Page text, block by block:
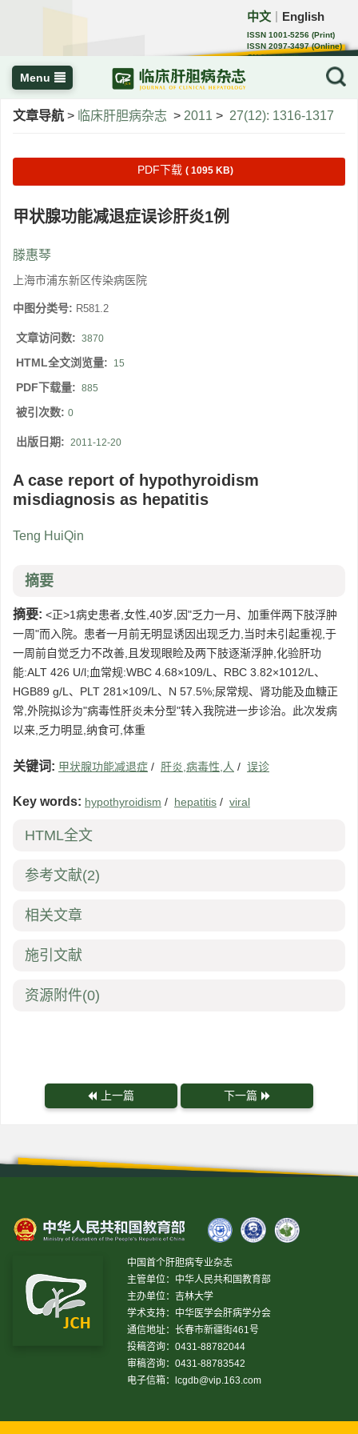
中文 English
ISSN 1001-5256 (Print)
ISSN 2097-3497 (Online)
CN 22-1108/R
Menu
文章导航 > 临床肝胆病杂志 > 2011 > 27(12): 1316-1317
PDF下载 ( 1095 KB)
甲状腺功能减退症误诊肝炎1例
滕惠琴
上海市浦东新区传染病医院
中图分类号: R581.2
文章访问数: 3870
HTML全文浏览量: 15
PDF下载量: 885
被引次数: 0
出版日期: 2011-12-20
A case report of hypothyroidism
misdiagnosis as hepatitis
Teng HuiQin
摘要
摘要: <正>1病史患者,女性,40岁,因"乏力一月、加重伴两下肢浮肿
一周"而入院。患者一月前无明显诱因出现乏力,当时未引起重视,于
一周前自觉乏力不改善,且发现眼睑及两下肢逐渐浮肿,化验肝功
能:ALT 426 U/l;血常规:WBC 4.68×109/L、RBC 3.82×1012/L、
HGB89 g/L、PLT 281×109/L、N 57.5%;尿常规、肾功能及血糖正
常,外院拟诊为"病毒性肝炎未分型"转入我院进一步诊治。此次发病
以来,乏力明显,纳食可,体重
关键词: 甲状腺功能减退症 / 肝炎,病毒性,人 / 误诊
Key words: hypothyroidism / hepatitis / viral
HTML全文
参考文献(2)
相关文章
施引文献
资源附件(0)
上一篇 下一篇
中国首个肝胆病专业杂志
主管单位：中华人民共和国教育部
主办单位：吉林大学
学术支持：中华医学会肝病学分会
通信地址：长春市新疆街461号
投稿咨询：0431-88782044
审稿咨询：0431-88783542
电子信箱：
lcgdb@vip.163.com